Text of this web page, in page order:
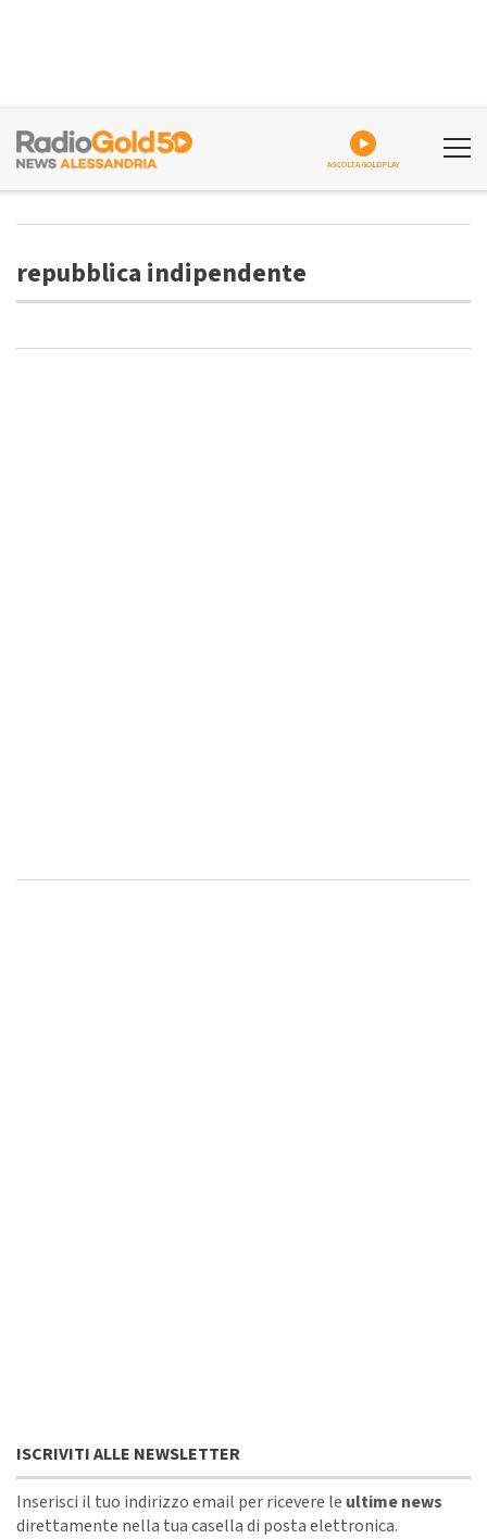
ASCOLTA GOLDPLAY
repubblica indipendente
ISCRIVITI ALLE NEWSLETTER
Inserisci il tuo indirizzo email per ricevere le ultime news
direttamente nella tua casella di posta elettronica.